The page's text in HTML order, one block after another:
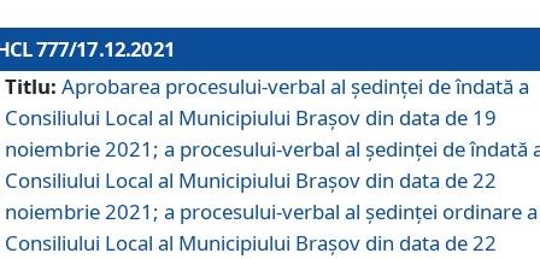
777/17.12.2021
Titlu: Aprobarea procesului-verbal al şedinţei de îndată a
Consiliului Local al Municipiului Braşov din data de 19
noiembrie 2021; a procesului-verbal al şedinţei de îndată
Consiliului Local al Municipiului Braşov din data de 22
noiembrie 2021; a procesului-verbal al şedinţei ordinare a
Consiliului Local al Municipiului Braşov din data de 22